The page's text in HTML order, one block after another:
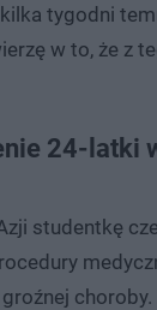
tygodni
w to, że z
24-latki
studentkę